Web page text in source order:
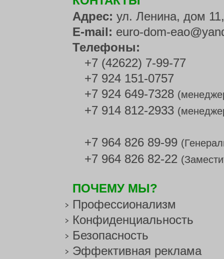
Адрес: ул. Ленина, дом
E-mail: euro-dom-
Телефоны:
+7 (42622) 7-99-77
+7 924 151-0757
+7 924 649-7328
+7 914 812-2933
+7 964 826 89-99
+7 964 826 82-22
ПОЧЕМУ МЫ?
Профессионализм
Конфиденциальность
Безопасность
Эффективная реклама